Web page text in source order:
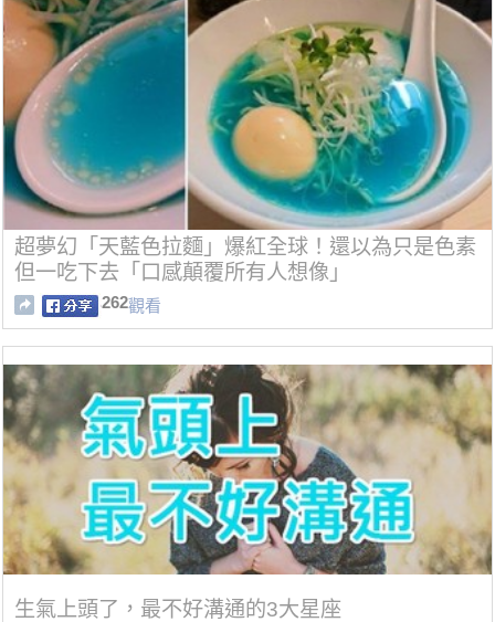
超夢幻「天藍色拉麵」爆紅全球！還以為只是色素
但一吃下去「口感顛覆所有人想像」
262觀看
生氣上頭了，最不好溝通的3大星座